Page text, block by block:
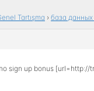
Tartışma › база данных
sign up bonus [url=http://